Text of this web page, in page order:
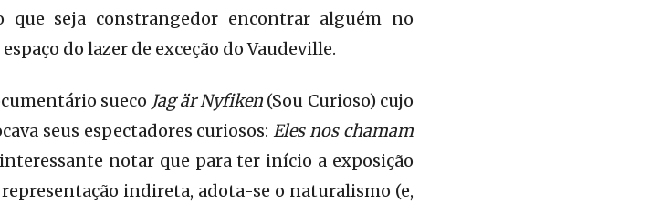
que seja constrangedor encontrar alguém no
do lazer de exceção do Vaudeville.
sueco Jag är Nyfiken (Sou Curioso) cujo
seus espectadores curiosos:Eles nos chamam
interessante notar que para ter início a exposição
indireta, adota-se o naturalismo (e,